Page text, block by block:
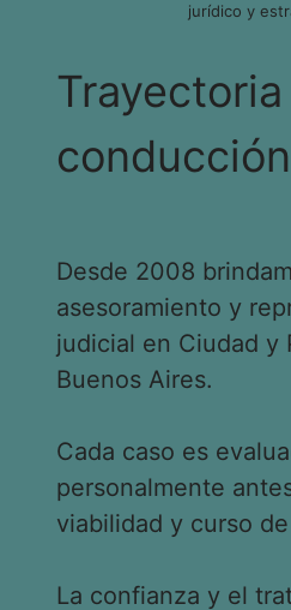
jurídico y
Desde 2008
asesoramiento y
judicial en Ciudad y
Buenos Aires.
Cada caso es
personalmente
viabilidad y curso
La confianza y el